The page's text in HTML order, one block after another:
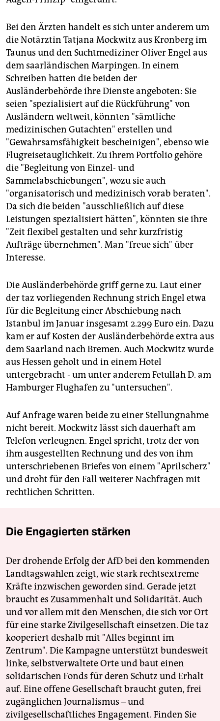
Bei den Ärzten handelt es sich unter anderem um
die Notärztin Tatjana Mockwitz aus Kronberg im
Taunus und den Suchtmediziner Oliver Engel aus
dem saarländischen Marpingen. In einem
Schreiben hatten die beiden der
Ausländerbehörde ihre Dienste angeboten: Sie
seien "spezialisiert auf die Rückführung" von
Ausländern weltweit, könnten "sämtliche
medizinischen Gutachten" erstellen und
"Gewahrsamsfähigkeit bescheinigen", ebenso wie
Flugreisetauglichkeit. Zu ihrem Portfolio gehöre
die "Begleitung von Einzel- und
Sammelabschiebungen", wozu sie auch
"organisatorisch und medizinisch vorab beraten".
Da sich die beiden "ausschließlich auf diese
Leistungen spezialisiert hätten", könnten sie ihre
"Zeit flexibel gestalten und sehr kurzfristig
Aufträge übernehmen". Man "freue sich" über
Interesse.
Die Ausländerbehörde griff gerne zu. Laut einer
der taz vorliegenden Rechnung strich Engel etwa
für die Begleitung einer Abschiebung nach
Istanbul im Januar insgesamt 2.299 Euro ein. Dazu
kam er auf Kosten der Ausländerbehörde extra aus
dem Saarland nach Bremen. Auch Mockwitz wurde
aus Hessen geholt und in einem Hotel
untergebracht - um unter anderem Fetullah D. am
Hamburger Flughafen zu "untersuchen".
Auf Anfrage waren beide zu einer Stellungnahme
nicht bereit. Mockwitz lässt sich dauerhaft am
Telefon verleugnen. Engel spricht, trotz der von
ihm ausgestellten Rechnung und des von ihm
unterschriebenen Briefes von einem "Aprilscherz"
und droht für den Fall weiterer Nachfragen mit
rechtlichen Schritten.
Die Engagierten stärken
Der drohende Erfolg der AfD bei den kommenden
Landtagswahlen zeigt, wie stark rechtsextreme
Kräfte inzwischen geworden sind. Gerade jetzt
braucht es Zusammenhalt und Solidarität. Auch
und vor allem mit den Menschen, die sich vor Ort
für eine starke Zivilgesellschaft einsetzen. Die taz
kooperiert deshalb mit "Alles beginnt im
Zentrum". Die Kampagne unterstützt bundesweit
linke, selbstverwaltete Orte und baut einen
solidarischen Fonds für deren Schutz und Erhalt
auf. Eine offene Gesellschaft braucht guten, frei
zugänglichen Journalismus – und
zivilgesellschaftliches Engagement. Finden Sie